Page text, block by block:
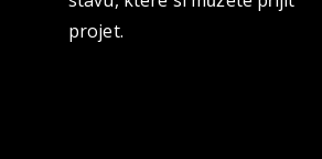
projet.